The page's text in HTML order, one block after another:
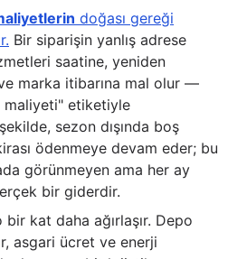
doğası gereği
Bir siparişin yanlış adrese
saatine, yeniden
marka itibarına mal olur —
etiketiyle
sezon dışında boş
ödenmeye devam eder; bu
görünmeyen ama her ay
bir giderdir.
kat daha ağırlaşır. Depo
asgari ücret ve enerji